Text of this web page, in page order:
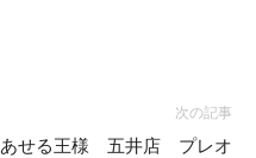
次の記事
あせる王様 五井店 プレオ